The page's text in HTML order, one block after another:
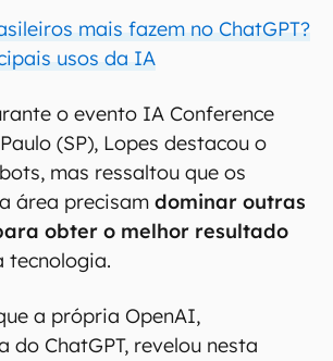
mais fazem no ChatGPT?
usos da IA
o evento IA Conference
(SP), Lopes destacou o
mas ressaltou que os
área precisam dominar outras
obter o melhor resultado
tecnologia.
a própria OpenAI,
do ChatGPT, revelou nesta